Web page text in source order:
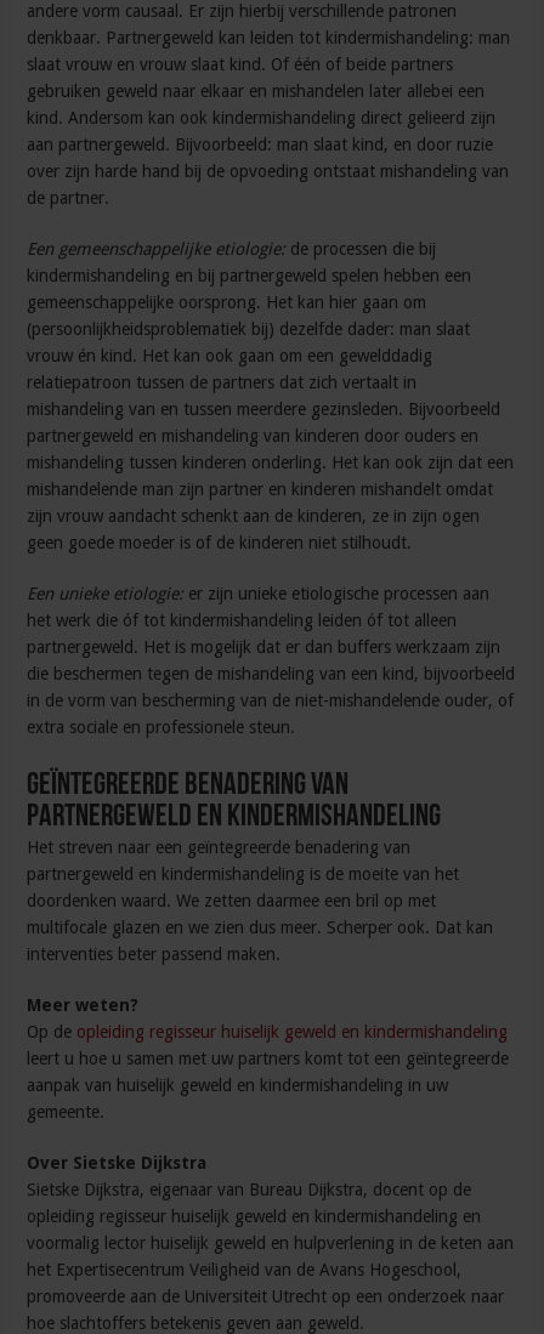
andere vorm causaal. Er zijn hierbij verschillende patronen
denkbaar. Partnergeweld kan leiden tot kindermishandeling: man
slaat vrouw en vrouw slaat kind. Of één of beide partners
gebruiken geweld naar elkaar en mishandelen later allebei een
kind. Andersom kan ook kindermishandeling direct gelieerd zijn
aan partnergeweld. Bijvoorbeeld: man slaat kind, en door ruzie
over zijn harde hand bij de opvoeding ontstaat mishandeling van
de partner.
Een gemeenschappelijke etiologie: de processen die bij
kindermishandeling en bij partnergeweld spelen hebben een
gemeenschappelijke oorsprong. Het kan hier gaan om
(persoonlijkheidsproblematiek bij) dezelfde dader: man slaat
vrouw én kind. Het kan ook gaan om een gewelddadig
relatiepatroon tussen de partners dat zich vertaalt in
mishandeling van en tussen meerdere gezinsleden. Bijvoorbeeld
partnergeweld en mishandeling van kinderen door ouders en
mishandeling tussen kinderen onderling. Het kan ook zijn dat een
mishandelende man zijn partner en kinderen mishandelt omdat
zijn vrouw aandacht schenkt aan de kinderen, ze in zijn ogen
geen goede moeder is of de kinderen niet stilhoudt.
Een unieke etiologie: er zijn unieke etiologische processen aan
het werk die óf tot kindermishandeling leiden óf tot alleen
partnergeweld. Het is mogelijk dat er dan buffers werkzaam zijn
die beschermen tegen de mishandeling van een kind, bijvoorbeeld
in de vorm van bescherming van de niet-mishandelende ouder, of
extra sociale en professionele steun.
Geïntegreerde benadering van
partnergeweld en kindermishandeling
Het streven naar een geïntegreerde benadering van
partnergeweld en kindermishandeling is de moeite van het
doordenken waard. We zetten daarmee een bril op met
multifocale glazen en we zien dus meer. Scherper ook. Dat kan
interventies beter passend maken.
Meer weten?
Op de opleiding regisseur huiselijk geweld en kindermishandeling
leert u hoe u samen met uw partners komt tot een geïntegreerde
aanpak van huiselijk geweld en kindermishandeling in uw
gemeente.
Over Sietske Dijkstra
Sietske Dijkstra, eigenaar van Bureau Dijkstra, docent op de
opleiding regisseur huiselijk geweld en kindermishandeling en
voormalig lector huiselijk geweld en hulpverlening in de keten aan
het Expertisecentrum Veiligheid van de Avans Hogeschool,
promoveerde aan de Universiteit Utrecht op een onderzoek naar
hoe slachtoffers betekenis geven aan geweld.